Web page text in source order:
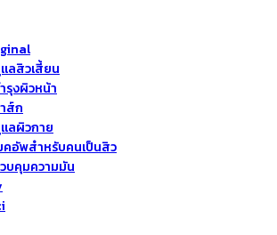
ลสิวเสี้ยน
รุงผิวหน้า
ส์ก
ลผิวกาย
คอัพสำหรับคนเป็นสิว
บคุมความมัน